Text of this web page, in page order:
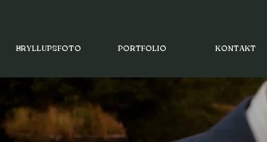
BRYLLUPSFOTO PORTFOLIO KONTAKT